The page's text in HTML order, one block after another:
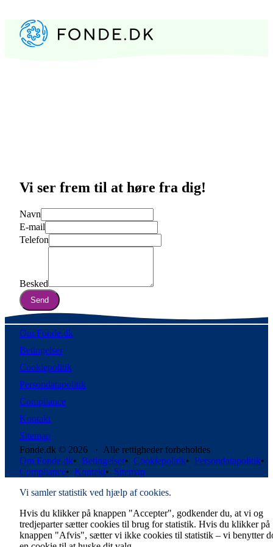
Vi ser frem til at høre fra dig!
Navn
E-mail
Telefon
Besked
Send
Om Fonde.dk
Betingelser
Cookiepolitik
Persondatapolitik
Compliance
Kontakt
Sitemap
Fonde.dk © 2026 · Alle rettigheder forbeholdes
Om Fonde.dk• Betingelser• Cookiepolitik• Persondatapolitik•
Compliance• Kontakt• Sitemap
Vi samler statistik ved hjælp af cookies.
Hvis du klikker på knappen "Accepter", godkender du, at vi og
tredjeparter sætter cookies til brug for statistik. Hvis du klikker på
knappen "Afvis", sætter vi ikke cookies til statistik – vi benytter